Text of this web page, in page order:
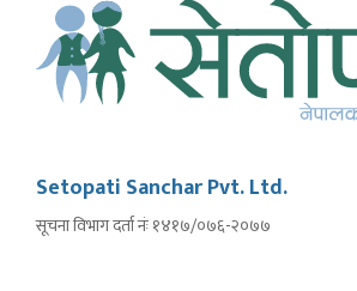
Setopati Sanchar Pvt. Ltd.
सूचना विभाग दर्ता नंः १४१७/०७६-२०७७